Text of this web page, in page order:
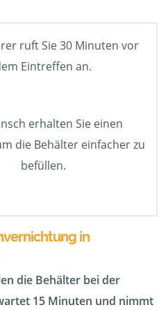
ruft Sie 30 Minuten vor
Eintreffen an.
erhalten Sie einen
die Behälter einfacher zu
befüllen.
in
die Behälter bei der
15 Minuten und nimmt